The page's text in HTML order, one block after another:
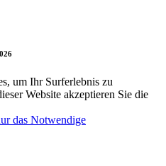
um Ihr Surferlebnis zu
Website akzeptieren Sie die
das Notwendige